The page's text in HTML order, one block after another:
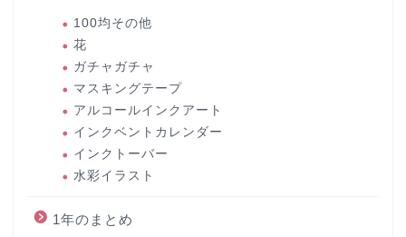
100均その他
花
ガチャガチャ
マスキングテープ
アルコールインクアート
インクベントカレンダー
インクトーバー
水彩イラスト
1年のまとめ